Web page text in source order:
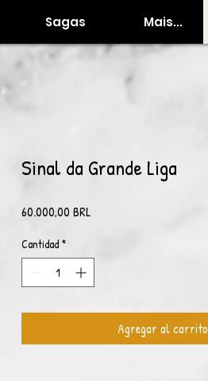
Sagas Mais...
Sinal da Grande Liga
60.000,00 BRLPrecio
Cantidad *
Agregar al carrito